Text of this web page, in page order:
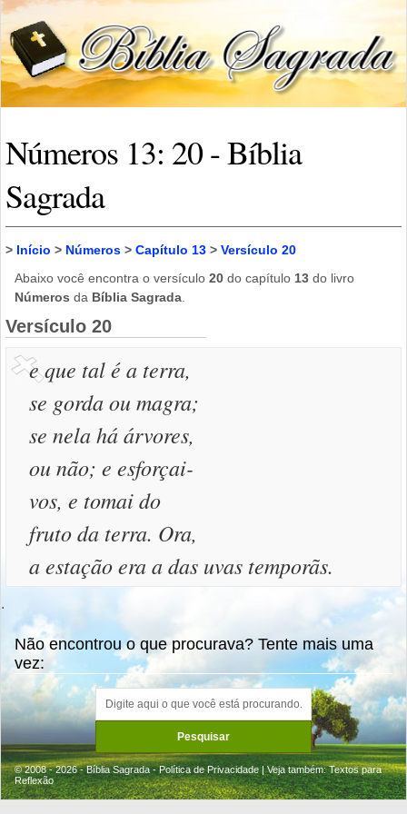
Números 13: 20 - Bíblia
Sagrada
> Início > Números > Capítulo 13 > Versículo 20
Abaixo você encontra o versículo 20 do capítulo 13 do livro
Números da Bíblia Sagrada
Versículo 20
e que tal é a terra,
se gorda ou magra;
se nela há árvores,
ou não; e esforçai-
vos, e tomai do
fruto da terra. Ora,
a estação era a das uvas temporãs.
.
Não encontrou o que procurava? Tente mais uma
vez:
© 2008 - 2026 - Bíblia Sagrada -Política de Privacidade | Veja também:Textos para
Reflexão